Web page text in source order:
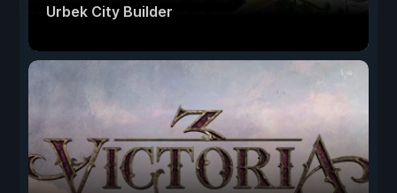
Urbek City Builder